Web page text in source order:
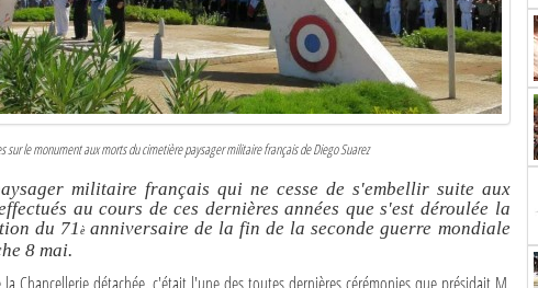
sur le monument aux morts du cimetière paysager militaire français de Diego Suarez
militaire français qui ne cesse de s'embellir suite aux
au cours de ces dernières années que s'est déroulée la
du 71è anniversaire de la fin de la seconde guerre mondiale
8 mai.